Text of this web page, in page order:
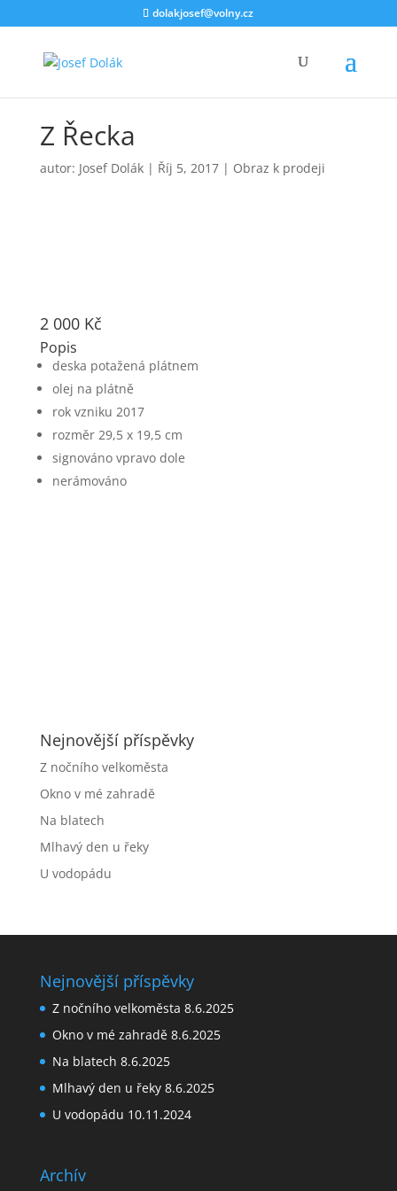
dolakjosef@volny.cz
Z Řecka
autor: Josef Dolák| Říj 5, 2017| Obraz k prodeji
2 000 Kč
Popis
deska potažená plátnem
olej na plátně
rok vzniku 2017
rozměr 29,5 x 19,5 cm
signováno vpravo dole
nerámováno
Nejnovější příspěvky
Z nočního velkoměsta
Okno v mé zahradě
Na blatech
Mlhavý den u řeky
U vodopádu
Nejnovější příspěvky
Z nočního velkoměsta 8.6.2025
Okno v mé zahradě 8.6.2025
Na blatech 8.6.2025
Mlhavý den u řeky 8.6.2025
U vodopádu 10.11.2024
Archív